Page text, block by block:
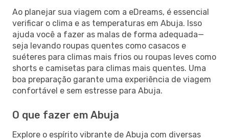
Ao planejar sua viagem com a eDreams, é essencial
verificar o clima e as temperaturas em Abuja. Isso
ajuda você a fazer as malas de forma adequada—
seja levando roupas quentes como casacos e
suéteres para climas mais frios ou roupas leves como
shorts e camisetas para climas mais quentes. Uma
boa preparação garante uma experiência de viagem
confortável e sem estresse para Abuja.
O que fazer em Abuja
Explore o espírito vibrante de Abuja com diversas